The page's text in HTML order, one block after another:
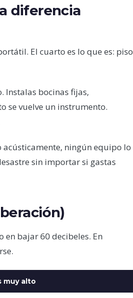
diferencia
El cuarto es lo que es: piso
Instalas bocinas fijas,
se vuelve un instrumento.
acústicamente, ningún equipo lo
sin importar si gastas
en bajar 60 decibeles. En
muy alto